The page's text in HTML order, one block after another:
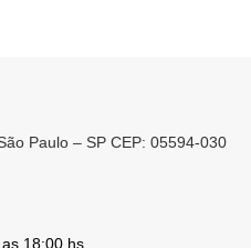
Paulo – SP CEP: 05594-030
18:00 hs